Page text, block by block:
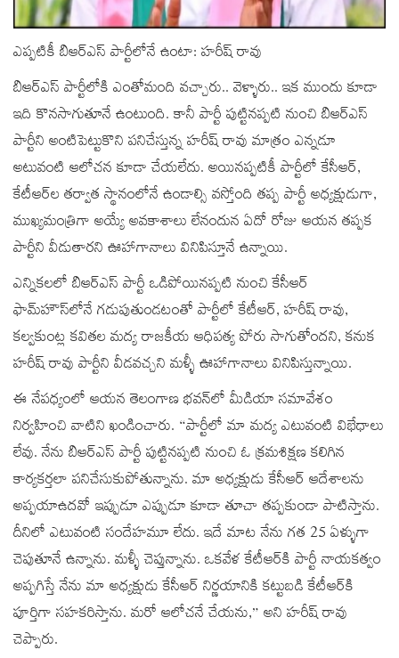
ఎప్పటికీ బిఆర్ఎస్ పార్టీలోనే ఉంటా: హరీష్ రావు
బిఆర్ఎస్ పార్టీలోకి ఎంతోమంది వచ్చారు.. వెళ్ళారు.. ఇక ముందు కూడా
ఇది కొనసాగుతూనే ఉంటుంది. కానీ పార్టీ పుట్టినప్పటి నుంచి బిఆర్ఎస్
పార్టీని అంటిపెట్టుకొని పనిచేస్తున్న హరీష్ రావు మాత్రం ఎన్నడూ
అటువంటి ఆలోచన కూడా చేయలేదు. అయినప్పటికీ పార్టీలో కేసీఆర్‌,
కేటీఆర్‌ల తర్వాత స్థానంలోనే ఉండాల్సి వస్తోంది తప్ప పార్టీ అధ్యక్షుడుగా,
ముఖ్యమంత్రిగా అయ్యే అవకాశాలు లేనందున ఏదో రోజు ఆయన తప్పక
పార్టీని వీడుతారని ఊహాగానాలు వినిపిస్తూనే ఉన్నాయి.
ఎన్నికలలో బిఆర్ఎస్ పార్టీ ఒడిపోయినప్పటి నుంచి కేసీఆర్‌
ఫామ్‌హౌస్‌లోనే గడుపుతుండటంతో పార్టీలో కేటీఆర్‌, హరీష్ రావు,
కల్వకుంట్ల కవితల మద్య రాజకీయ ఆధిపత్య పోరు సాగుతోందని, కనుక
హరీష్ రావు పార్టీని వీడవచ్చని మళ్ళీ ఊహాగానాలు వినిపిస్తున్నాయి.
ఈ నేపధ్యంలో ఆయన తెలంగాణ భవన్‌లో మీడియా సమావేశం
నిర్వహించి వాటిని ఖండించారు. “పార్టీలో మా మద్య ఎటువంటి విభేధాలు
లేవు. నేను బిఆర్ఎస్ పార్టీ పుట్టినప్పటి నుంచి ఓ క్రమశిక్షణ కలిగిన
కార్యకర్తలా పనిచేసుకుపోతున్నాను. మా అధ్యక్షుడు కేసీఆర్‌ ఆదేశాలను
అప్పయాఉదవో ఇప్పుడూ ఎప్పుడూ కూడా తూచా తప్పకుండా పాటిస్తాను.
దీనిలో ఎటువంటి సందేహమూ లేదు. ఇదే మాట నేను గత 25 ఏళ్ళుగా
చెపుతూనే ఉన్నాను. మళ్ళీ చెప్తున్నాను. ఒకవేళ కేటీఆర్‌కి పార్టీ నాయకత్వం
అప్పగిస్తే నేను మా అధ్యక్షుడు కేసీఆర్‌ నిర్ణయానికి కట్టుబడి కేటీఆర్‌కి
పూర్తిగా సహకరిస్తాను. మరో ఆలోచనే చేయను,” అని హరీష్ రావు
చెప్పారు.